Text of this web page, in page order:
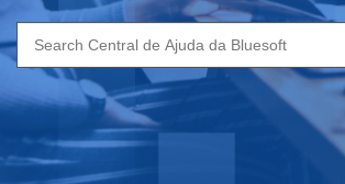
Search
for: